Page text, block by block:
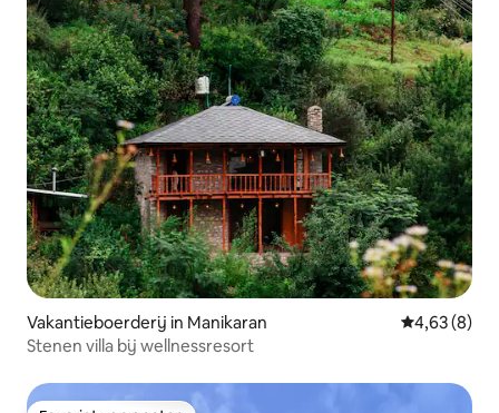
Vakantieboerderij in Manikaran Gemiddelde
4,63 (8)
Stenen villa bij wellnessresort